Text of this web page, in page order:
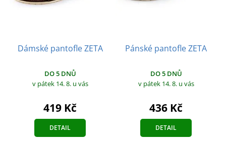
Dámské pantofle ZETA
DO 5 DNŮ
v pátek 14. 8. u vás
419 Kč
DETAIL
Pánské pantofle ZETA
DO 5 DNŮ
v pátek 14. 8. u vás
436 Kč
DETAIL